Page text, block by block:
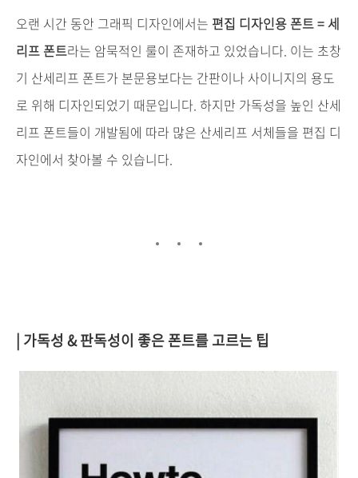
오랜 시간 동안 그래픽 디자인에서는 편집 디자인용 폰트=세
리프 폰트라는 암묵적인 룰이 존재하고 있었습니다. 이는 초창
기 산세리프 폰트가 본문용보다는 간판이나 사이니지의 용도
로 위해 디자인되었기 때문입니다. 하지만 가독성을 높인 산세
리프 폰트들이 개발됨에 따라 많은 산세리프 서체들을 편집 디
자인에서 찾아볼 수 있습니다.
| 가독성 &판독성이 좋은폰트를고르는 팁